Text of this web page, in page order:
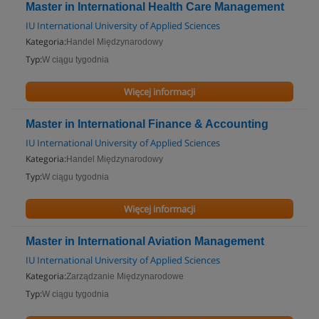
Master in International Health Care Management
IU International University of Applied Sciences
Kategoria: Handel Międzynarodowy
Typ:W ciągu tygodnia
Więcej informacji
Master in International Finance & Accounting
IU International University of Applied Sciences
Kategoria: Handel Międzynarodowy
Typ:W ciągu tygodnia
Więcej informacji
Master in International Aviation Management
IU International University of Applied Sciences
Kategoria:Zarządzanie Międzynarodowe
Typ:W ciągu tygodnia